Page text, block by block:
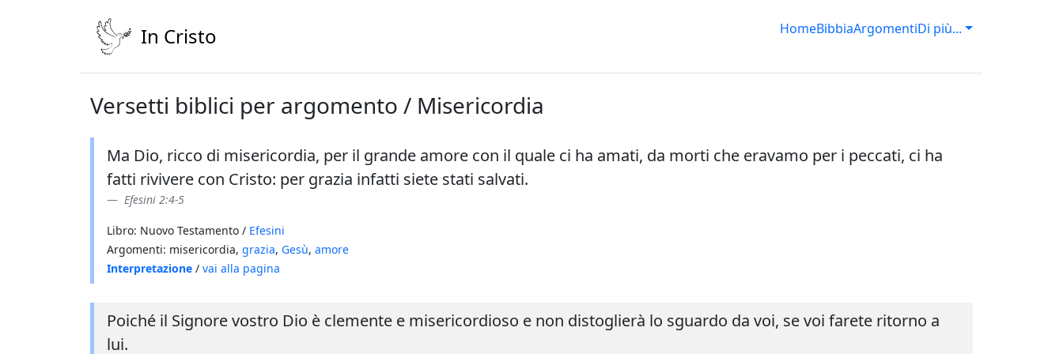
In Cristo HomeBibbiaArgomentiDi più...
Versetti biblici per argomento / Misericordia
Ma Dio, ricco di misericordia, per il grande amore con il quale ci ha amati, da morti che eravamo per i peccati, ci ha
fatti rivivere con Cristo: per grazia infatti siete stati salvati.
Efesini 2:4-5
Libro: Nuovo Testamento / Efesini
Argomenti: misericordia, grazia, Gesù, amore
Interpretazione / vai alla pagina
Poiché il Signore vostro Dio è clemente e misericordioso e non distoglierà lo sguardo da voi, se voi farete ritorno a
lui.